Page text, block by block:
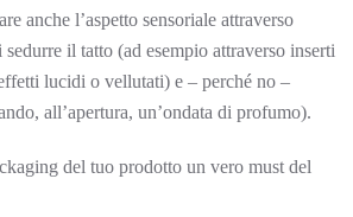
anche l’aspetto sensoriale attraverso
il tatto (ad esempio attraverso inserti
lucidi o vellutati) e – perché no –
all’apertura, un’ondata di profumo).
del tuo prodotto un vero must del